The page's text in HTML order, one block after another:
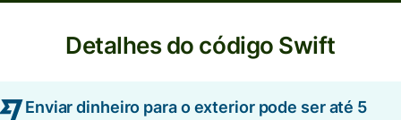
Detalhes do código Swift
Enviar dinheiro para o exterior pode ser até 5